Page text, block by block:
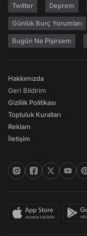
Twitter Deprem
Günlük Burç Yorumları
Bugün Ne Pişirsem
Hakkımızda
Geri Bildirim
Gizlilik Politikası
Topluluk Kuralları
Reklam
İletişim